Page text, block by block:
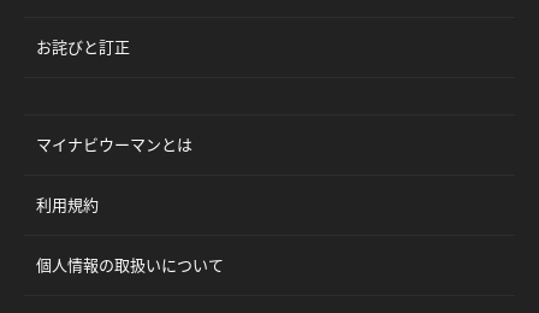
お詫びと訂正
マイナビウーマンとは
利用規約
個人情報の取扱いについて